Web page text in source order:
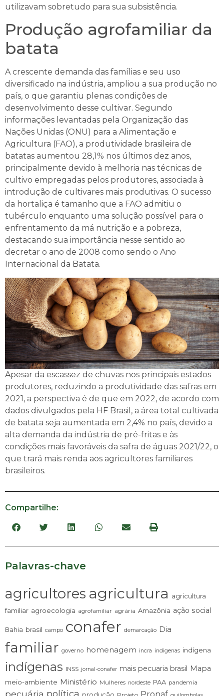
utilizavam sobretudo para sua subsistência.
Produção agrofamiliar da
batata
A crescente demanda das famílias e seu uso
diversificado na indústria, ampliou a sua produção no
país, o que garantiu plenas condições de
desenvolvimento desse cultivar. Segundo
informações levantadas pela Organização das
Nações Unidas (ONU) para a Alimentação e
Agricultura (FAO), a produtividade brasileira de
batatas aumentou 28,1% nos últimos dez anos,
principalmente devido à melhoria nas técnicas de
cultivo empregadas pelos produtores, associada à
introdução de cultivares mais produtivas. O sucesso
da hortaliça é tamanho que a FAO admitiu o
tubérculo enquanto uma solução possível para o
enfrentamento da má nutrição e a pobreza,
destacando sua importância nesse sentido ao
decretar o ano de 2008 como sendo o Ano
Internacional da Batata.
Apesar da escassez de chuvas nos principais estados
produtores, reduzindo a produtividade das safras em
2021, a perspectiva é de que em 2022, de acordo com
dados divulgados pela HF Brasil, a área total cultivada
de batata seja aumentada em 2,4% no país, devido a
alta demanda da indústria de pré-fritas e às
condições mais favoráveis da safra de águas 2021/22, o
que trará mais renda aos agricultores familiares
brasileiros.
Compartilhe:
Palavras-chave
agricultores agricultura agricultura
familiar agroecologia agrofamiliar agrária Amazônia ação social
Bahia brasil campo conafer demarcação Dia
familiar governo homenagem incra indigenas indígena
indígenas INSS jornal-conafer mais pecuaria brasil Mapa
meio-ambiente Ministério Mulheres nordeste PAA pandemia
pecuária Pronaf